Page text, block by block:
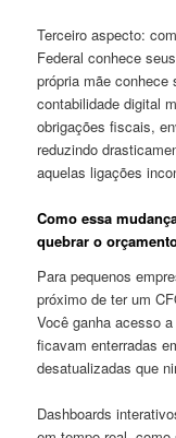
Terceiro aspecto:
Federal conhece
própria mãe
contabilidade digital
obrigações fiscais,
reduzindo
aquelas ligações
Como essa
quebrar o
Para pequenos
próximo de ter um
Você ganha acesso
ficavam enterradas
desatualizadas que
Dashboards